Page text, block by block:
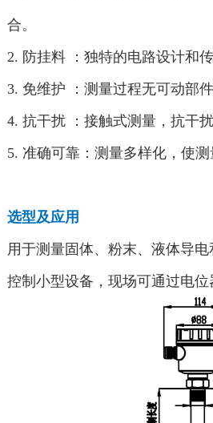
合。
2. 防挂料 ：独特的电路设计和
3. 免维护 ：测量过程无可动部
4. 抗干扰 ：接触式测量，抗干
5. 准确可靠：测量多样化，使
选型及应用
用于测量固体、粉末、液体导
控制小型设备，现场可通过电位